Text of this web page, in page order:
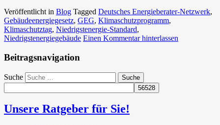
Veröffentlicht in Blog Tagged Deutsches Energieberater-Netzwerk,
Gebäudeenergiegesetz, GEG, Klimaschutzprogramm,
Klimaschutztag, Niedrigstenergie-Standard,
Niedrigstenergiegebäude Einen Kommentar hinterlassen
Beitragsnavigation
Suche
Unsere Ratgeber für Sie!